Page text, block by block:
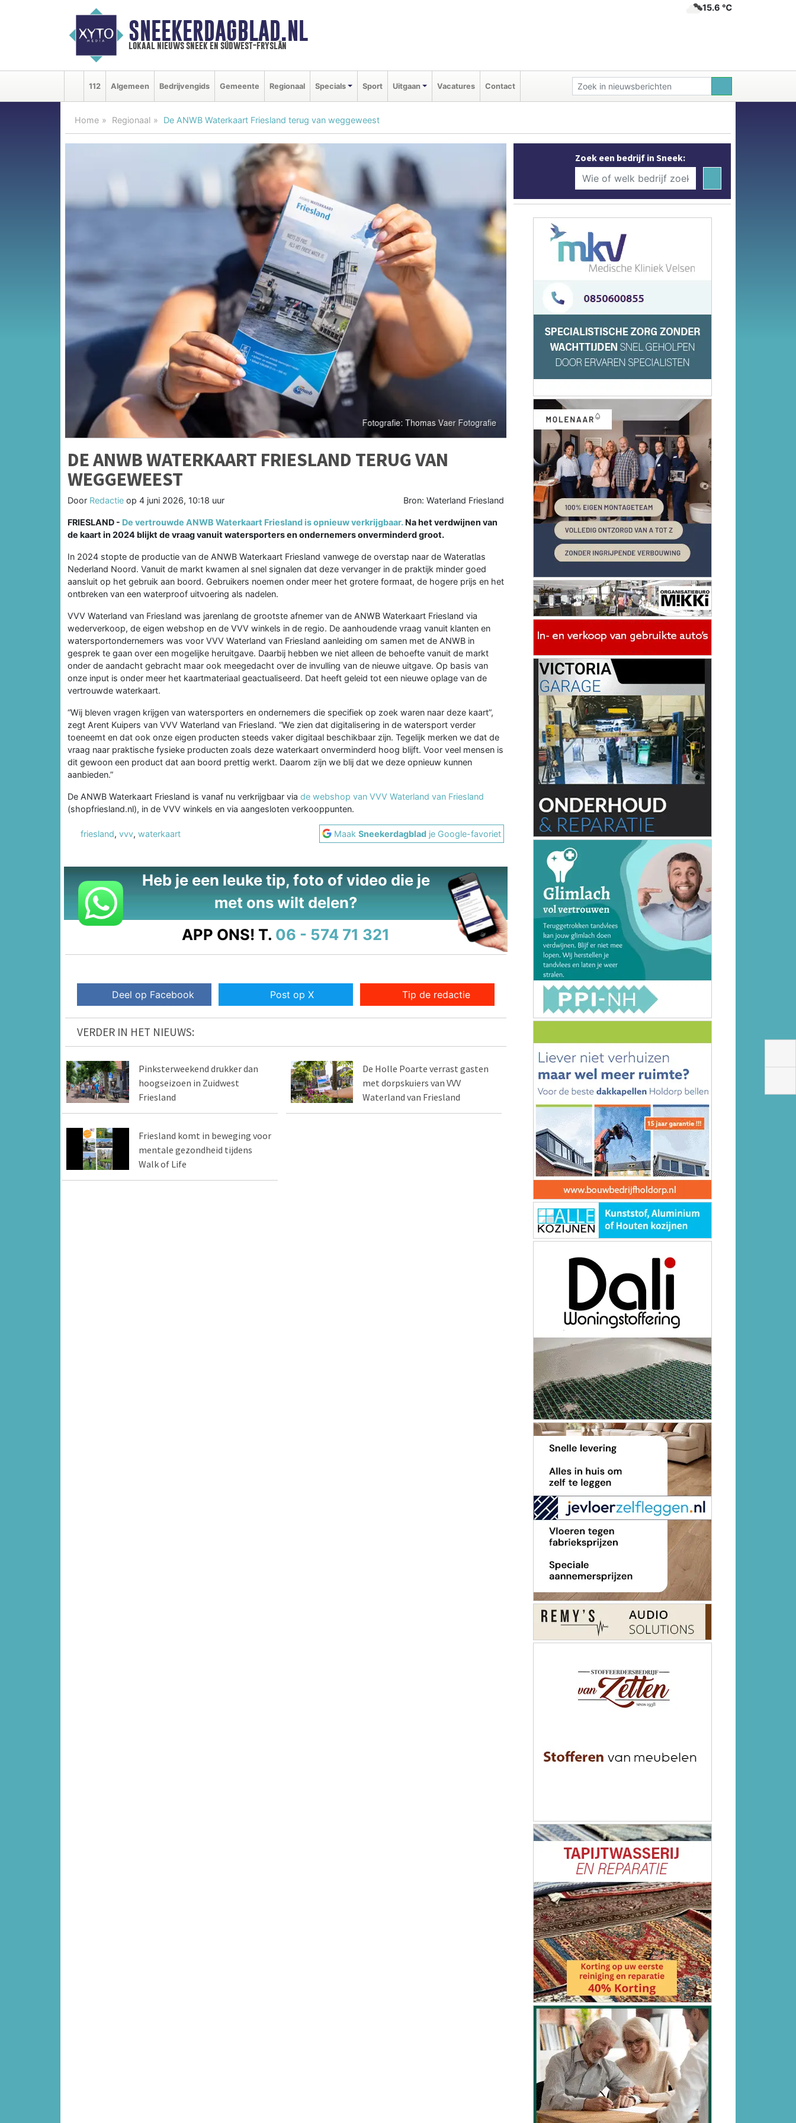
SNEEKERDAGBLAD.NL
lokaal nieuws sneek en súdwest-fryslân
15.6 ℃
112 Algemeen Bedrijvengids Gemeente Regionaal Specials Sport Uitgaan Vacatures Contact
Home Regionaal De ANWB Waterkaart Friesland terug van weggeweest
DE ANWB WATERKAART FRIESLAND TERUG VAN
WEGGEWEEST
Door Redactie op 4 juni 2026, 10:18 uur Bron: Waterland Friesland
FRIESLAND - De vertrouwde ANWB Waterkaart Friesland is opnieuw verkrijgbaar. Na het verdwijnen van
de kaart in 2024 blijkt de vraag vanuit watersporters en ondernemers onverminderd groot.
In 2024 stopte de productie van de ANWB Waterkaart Friesland vanwege de overstap naar de Wateratlas
Nederland Noord. Vanuit de markt kwamen al snel signalen dat deze vervanger in de praktijk minder goed
aansluit op het gebruik aan boord. Gebruikers noemen onder meer het grotere formaat, de hogere prijs en het
ontbreken van een waterproof uitvoering als nadelen.
VVV Waterland van Friesland was jarenlang de grootste afnemer van de ANWB Waterkaart Friesland via
wederverkoop, de eigen webshop en de VVV winkels in de regio. De aanhoudende vraag vanuit klanten en
watersportondernemers was voor VVV Waterland van Friesland aanleiding om samen met de ANWB in
gesprek te gaan over een mogelijke heruitgave. Daarbij hebben we niet alleen de behoefte vanuit de markt
onder de aandacht gebracht maar ook meegedacht over de invulling van de nieuwe uitgave. Op basis van
onze input is onder meer het kaartmateriaal geactualiseerd. Dat heeft geleid tot een nieuwe oplage van de
vertrouwde waterkaart.
“Wij bleven vragen krijgen van watersporters en ondernemers die specifiek op zoek waren naar deze kaart”,
zegt Arent Kuipers van VVV Waterland van Friesland. “We zien dat digitalisering in de watersport verder
toeneemt en dat ook onze eigen producten steeds vaker digitaal beschikbaar zijn. Tegelijk merken we dat de
vraag naar praktische fysieke producten zoals deze waterkaart onverminderd hoog blijft. Voor veel mensen is
dit gewoon een product dat aan boord prettig werkt. Daarom zijn we blij dat we deze opnieuw kunnen
aanbieden.”
De ANWB Waterkaart Friesland is vanaf nu verkrijgbaar via de webshop van VVV Waterland van Friesland
(shopfriesland.nl), in de VVV winkels en via aangesloten verkooppunten.
friesland, vvv, waterkaart MaakSneekerdagblad je Google-favoriet
Heb je een leuke tip, foto of video die je
met ons wilt delen?
APP ONS! T. 06 - 574 71 321
Deel op Facebook Post op X Tip de redactie
VERDER IN HET NIEUWS:
Pinksterweekend drukker dan
hoogseizoen in Zuidwest
Friesland
De Holle Poarte verrast gasten
met dorpskuiers van VVV
Waterland van Friesland
Friesland komt in beweging voor
mentale gezondheid tijdens
Walk of Life
Zoek een bedrijf in Sneek: